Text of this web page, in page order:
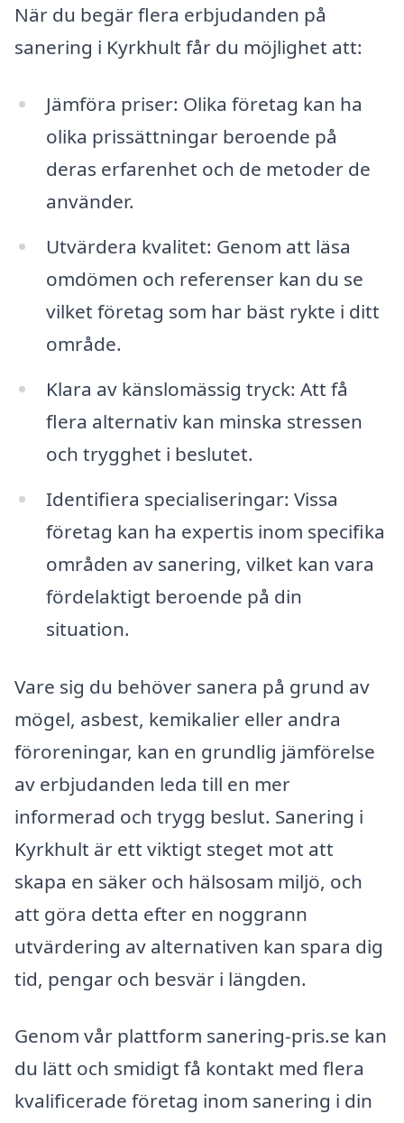
När du begär flera erbjudanden på
sanering i Kyrkhult får du möjlighet att:
Jämföra priser: Olika företag kan ha
olika prissättningar beroende på
deras erfarenhet och de metoder de
använder.
Utvärdera kvalitet: Genom att läsa
omdömen och referenser kan du se
vilket företag som har bäst rykte i ditt
område.
Klara av känslomässig tryck: Att få
flera alternativ kan minska stressen
och trygghet i beslutet.
Identifiera specialiseringar: Vissa
företag kan ha expertis inom specifika
områden av sanering, vilket kan vara
fördelaktigt beroende på din
situation.
Vare sig du behöver sanera på grund av
mögel, asbest, kemikalier eller andra
föroreningar, kan en grundlig jämförelse
av erbjudanden leda till en mer
informerad och trygg beslut. Sanering i
Kyrkhult är ett viktigt steget mot att
skapa en säker och hälsosam miljö, och
att göra detta efter en noggrann
utvärdering av alternativen kan spara dig
tid, pengar och besvär i längden.
Genom vår plattform sanering-pris.se kan
du lätt och smidigt få kontakt med flera
kvalificerade företag inom sanering i din